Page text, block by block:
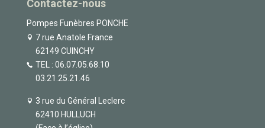
Contactez-nous
Pompes Funèbres PONCHE
7 rue Anatole France
62149 CUINCHY
TEL : 06.07.05.68.10
03.21.25.21.46
3 rue du Général Leclerc
62410 HULLUCH